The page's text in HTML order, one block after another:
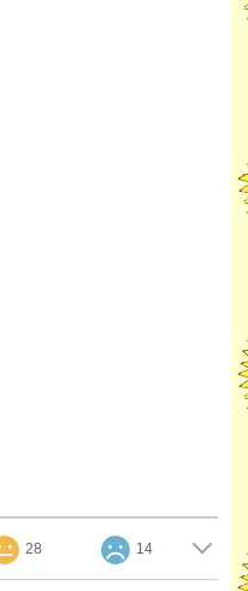
28 14